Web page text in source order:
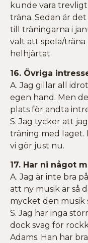
kunde vara
träna. Sedan är
till träningarna i
valt att spela/träna
helhjärtat.
16. Övriga
A. Jag gillar all
egen hand. Men
plats för andta
S. Jag tycker att
träning med laget.
vi gör just nu.
17. Har ni något
A. Jag är inte bra
att ny musik är så
mycket den musik
S. Jag har inga
dock svag för
Adams. Han har